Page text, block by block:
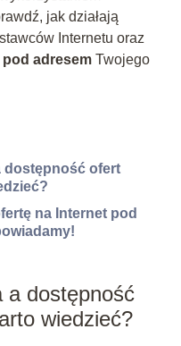
jak działają
Internetu oraz
adresemTwojego
dostępność ofert
na Internet pod
a dostępność
wiedzieć?